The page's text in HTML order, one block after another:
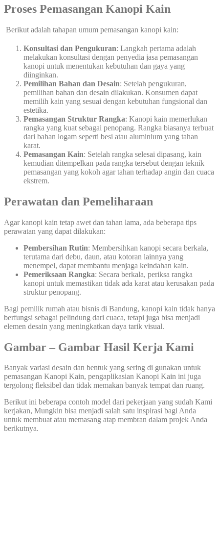
Proses Pemasangan Kanopi Kain
Berikut adalah tahapan umum pemasangan kanopi kain:
Konsultasi dan Pengukuran: Langkah pertama adalah
melakukan konsultasi dengan penyedia jasa pemasangan
kanopi untuk menentukan kebutuhan dan gaya yang
diinginkan.
Pemilihan Bahan dan Desain: Setelah pengukuran,
pemilihan bahan dan desain dilakukan. Konsumen dapat
memilih kain yang sesuai dengan kebutuhan fungsional dan
estetika.
Pemasangan Struktur Rangka: Kanopi kain memerlukan
rangka yang kuat sebagai penopang. Rangka biasanya terbuat
dari bahan logam seperti besi atau aluminium yang tahan
karat.
Pemasangan Kain: Setelah rangka selesai dipasang, kain
kemudian ditempelkan pada rangka tersebut dengan teknik
pemasangan yang kokoh agar tahan terhadap angin dan cuaca
ekstrem.
Perawatan dan Pemeliharaan
Agar kanopi kain tetap awet dan tahan lama, ada beberapa tips
perawatan yang dapat dilakukan:
Pembersihan Rutin: Membersihkan kanopi secara berkala,
terutama dari debu, daun, atau kotoran lainnya yang
menempel, dapat membantu menjaga keindahan kain.
Pemeriksaan Rangka: Secara berkala, periksa rangka
kanopi untuk memastikan tidak ada karat atau kerusakan pada
struktur penopang.
Bagi pemilik rumah atau bisnis di Bandung, kanopi kain tidak hanya
berfungsi sebagai pelindung dari cuaca, tetapi juga bisa menjadi
elemen desain yang meningkatkan daya tarik visual.
Gambar – Gambar Hasil Kerja Kami
Banyak variasi desain dan bentuk yang sering di gunakan untuk
pemasangan Kanopi Kain, pengaplikasian Kanopi Kain ini juga
tergolong fleksibel dan tidak memakan banyak tempat dan ruang.
Berikut ini beberapa contoh model dari pekerjaan yang sudah Kami
kerjakan, Mungkin bisa menjadi salah satu inspirasi bagi Anda
untuk membuat atau memasang atap membran dalam projek Anda
berikutnya.